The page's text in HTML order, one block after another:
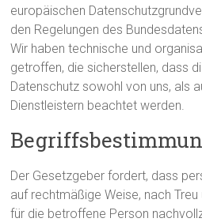
europäischen
den Regelungen des
Wir haben technische und
getroffen, die sicherstellen, dass
Datenschutz sowohl von uns, als
Dienstleistern beachtet werden.
Der Gesetzgeber fordert, dass
auf rechtmäßige Weise, nach Treu
für die betroffene Person